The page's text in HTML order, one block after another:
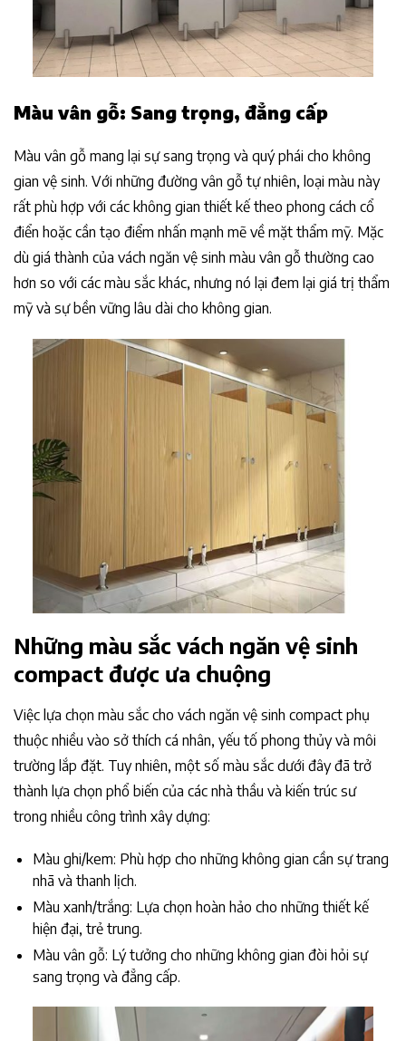
Màu vân gỗ: Sang trọng, đẳng cấp
Màu vân gỗ mang lại sự sang trọng và quý phái cho không
gian vệ sinh. Với những đường vân gỗ tự nhiên, loại màu này
rất phù hợp với các không gian thiết kế theo phong cách cổ
điển hoặc cần tạo điểm nhấn mạnh mẽ về mặt thẩm mỹ. Mặc
dù giá thành của vách ngăn vệ sinh màu vân gỗ thường cao
hơn so với các màu sắc khác, nhưng nó lại đem lại giá trị thẩm
mỹ và sự bền vững lâu dài cho không gian.
Những màu sắc vách ngăn vệ sinh
compact được ưa chuộng
Việc lựa chọn màu sắc cho vách ngăn vệ sinh compact phụ
thuộc nhiều vào sở thích cá nhân, yếu tố phong thủy và môi
trường lắp đặt. Tuy nhiên, một số màu sắc dưới đây đã trở
thành lựa chọn phổ biến của các nhà thầu và kiến trúc sư
trong nhiều công trình xây dựng:
Màu ghi/kem: Phù hợp cho những không gian cần sự trang
nhã và thanh lịch.
Màu xanh/trắng: Lựa chọn hoàn hảo cho những thiết kế
hiện đại, trẻ trung.
Màu vân gỗ: Lý tưởng cho những không gian đòi hỏi sự
sang trọng và đẳng cấp.